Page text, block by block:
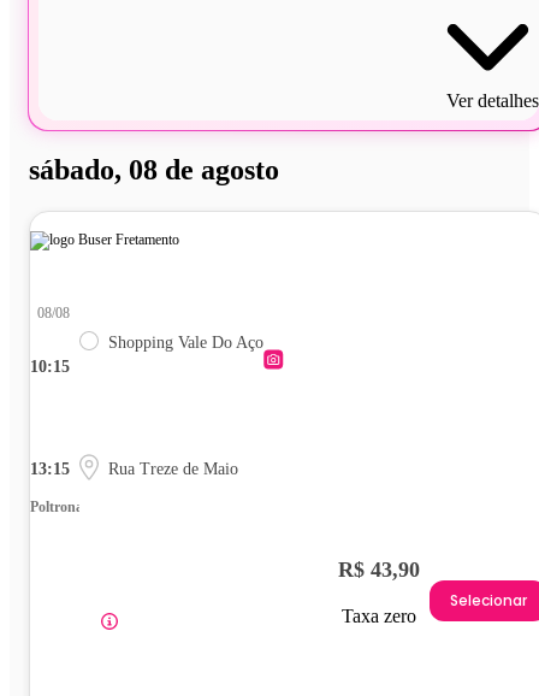
Ver detalhes
sábado, 08 de agosto
10:15
08/08
Shopping Vale Do Aço
13:15 Rua Treze de Maio
Poltrona
R$ 43,90
Taxa zero
Selecionar